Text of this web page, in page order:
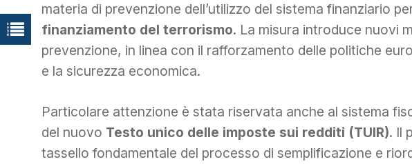
materia di prevenzione dell’utilizzo del sistema finanziario
finanziamento del terrorismo. La misura introduce nuovi
prevenzione, in linea con il rafforzamento delle politiche
e la sicurezza economica.
Particolare attenzione è stata riservata anche al sistema
del nuovo Testo unico delle imposte sui redditi (TUIR). Il
tassello fondamentale del processo di semplificazione e